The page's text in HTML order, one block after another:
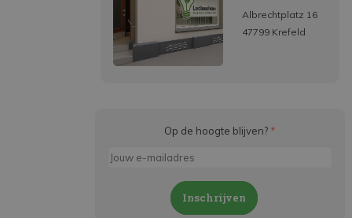
Albrechtplatz 16
47799 Krefeld
Op de hoogte blijven? *
Inschrijven